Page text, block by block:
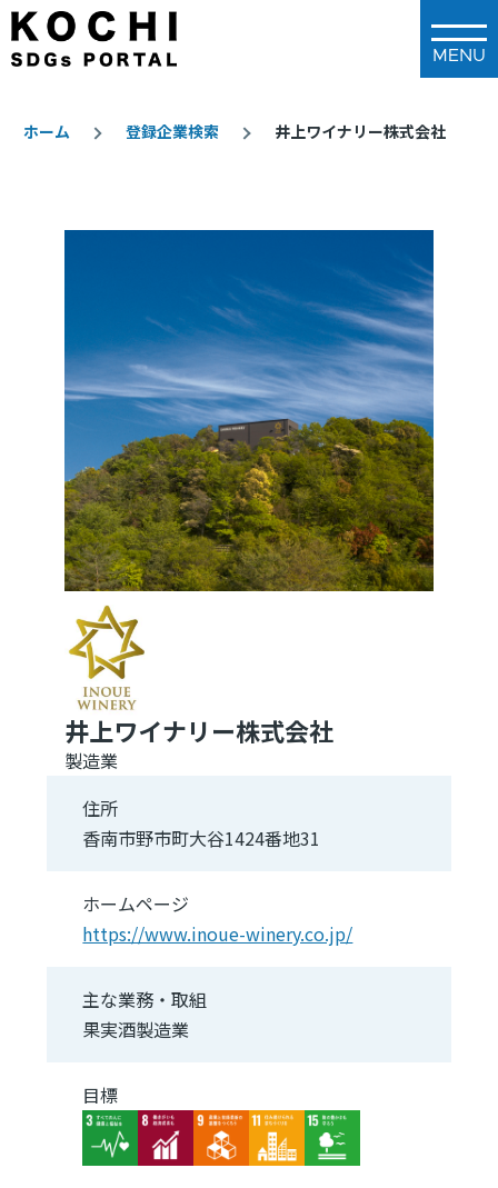
メインコンテンツに移動
く
ホーム 登録企業検索 井上ワイナリー株式会社
井上ワイナリー株式会社
製造業
住所
香南市野市町大谷1424番地31
ホームページ
https://www.inoue-winery.co.jp/
主な業務・取組
果実酒製造業
目標
Image
Image Image Image Image